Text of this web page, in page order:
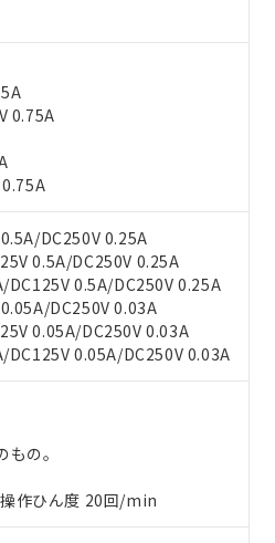
0.75A
DC250V 0.25A
0.5A/DC250V 0.25A
DC125V 0.5A/DC250V 0.25A
DC250V 0.03A
0.05A/DC250V 0.03A
DC125V 0.05A/DC250V 0.03A
の。
作ひん度 20回/min
さい。
応した製品が提供可能な商品です。
た製品に切り替える予定のある商
対応の商品で、対応品を出す予定
応状況を調査中または確認中の商
と関係のない商品です。
、含有品と判明した場合などやむ
であることを示します。
えていることを示します。
外国貿易法に定める商品（以下｢